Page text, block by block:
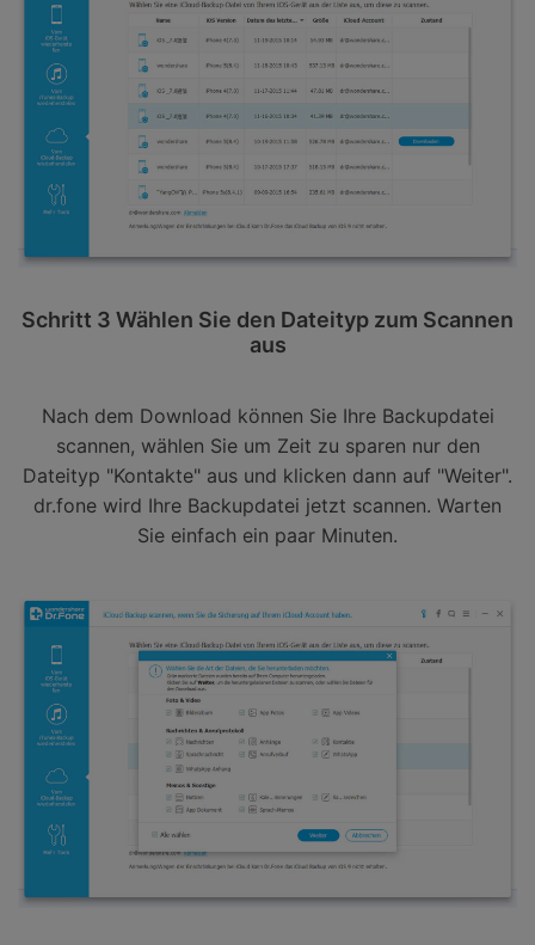
Schritt 3 Wählen Sie den Dateityp zum Scannen
aus
Nach dem Download können Sie Ihre Backupdatei
scannen, wählen Sie um Zeit zu sparen nur den
Dateityp "Kontakte" aus und klicken dann auf "Weiter".
dr.fone wird Ihre Backupdatei jetzt scannen. Warten
Sie einfach ein paar Minuten.